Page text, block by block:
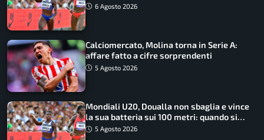
6 Agosto 2026
Calciomercato, Molina torna in Serie A:
affare fatto a cifre sorprendenti
5 Agosto 2026
Mondiali U20, Doualla non sbaglia e vince
la sua batteria sui 100 metri: quando si
disputano le finali
5 Agosto 2026